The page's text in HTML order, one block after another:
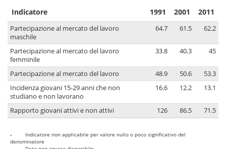
Indicatore 1991 2001 2011
Partecipazione al mercato del lavoro
maschile
64.7 61.5 62.2
Partecipazione al mercato del lavoro
femminile
33.8 40.3 45
Partecipazione al mercato del lavoro 48.9 50.6
53.3
Incidenza giovani 15-29 anni che non
studiano e non lavorano
16.6 12.2 13.1
Rapporto giovani attivi e non attivi 126 86.5 71.5
-
Indicatore non applicabile per valore nullo o poco significativo del
denominatore